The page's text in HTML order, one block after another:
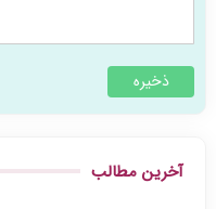
آخرین مطالب